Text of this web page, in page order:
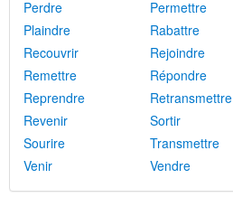
Perdre
Permettre
Plaindre
Rabattre
Recouvrir
Rejoindre
Remettre
Répondre
Reprendre
Retransmettre
Revenir
Sortir
Sourire
Transmettre
Venir
Vendre